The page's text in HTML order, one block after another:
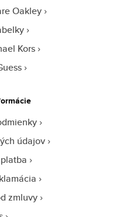
Oakley
Kors
údajov
zmluvy